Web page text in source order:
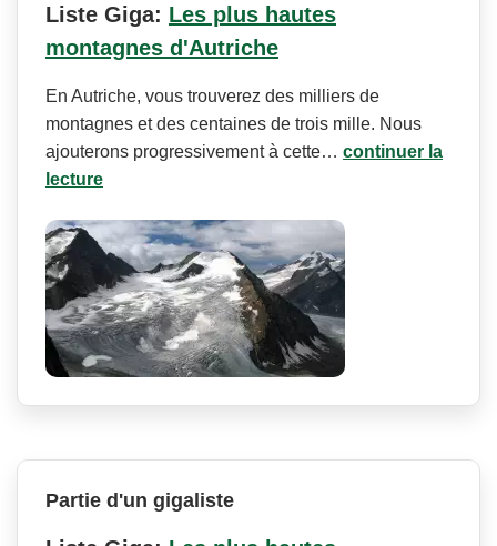
Liste Giga: Les plus hautes
montagnes d'Autriche
En Autriche, vous trouverez des milliers de
montagnes et des centaines de trois mille. Nous
ajouterons progressivement à cette… continuer la
lecture
Partie d'un gigaliste